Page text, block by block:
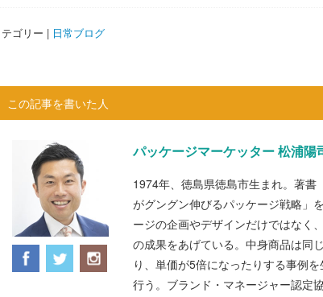
ゴリー | 日常ブログ
この記事を書いた人
パッケージマーケッター 松浦陽
1974年、徳島県徳島市生まれ。著
がグングン伸びるパッケージ戦略」
ージの企画やデザインだけではなく
の成果をあげている。中身商品は同
り、単価が5倍になったりする事例
行う。ブランド・マネージャー認定